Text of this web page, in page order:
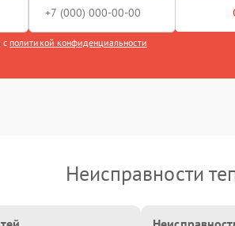
с политикой конфиденциальности
Неисправности